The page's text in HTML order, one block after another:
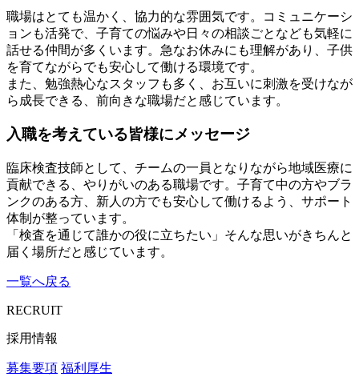
職場はとても温かく、協力的な雰囲気です。コミュニケーシ
ョンも活発で、子育ての悩みや日々の相談ごとなども気軽に
話せる仲間が多くいます。急なお休みにも理解があり、子供
を育てながらでも安心して働ける環境です。
また、勉強熱心なスタッフも多く、お互いに刺激を受けなが
ら成長できる、前向きな職場だと感じています。
入職を考えている皆様にメッセージ
臨床検査技師として、チームの一員となりながら地域医療に
貢献できる、やりがいのある職場です。子育て中の方やブラ
ンクのある方、新人の方でも安心して働けるよう、サポート
体制が整っています。
「検査を通じて誰かの役に立ちたい」そんな思いがきちんと
届く場所だと感じています。
一覧へ戻る
RECRUIT
採用情報
募集要項 福利厚生